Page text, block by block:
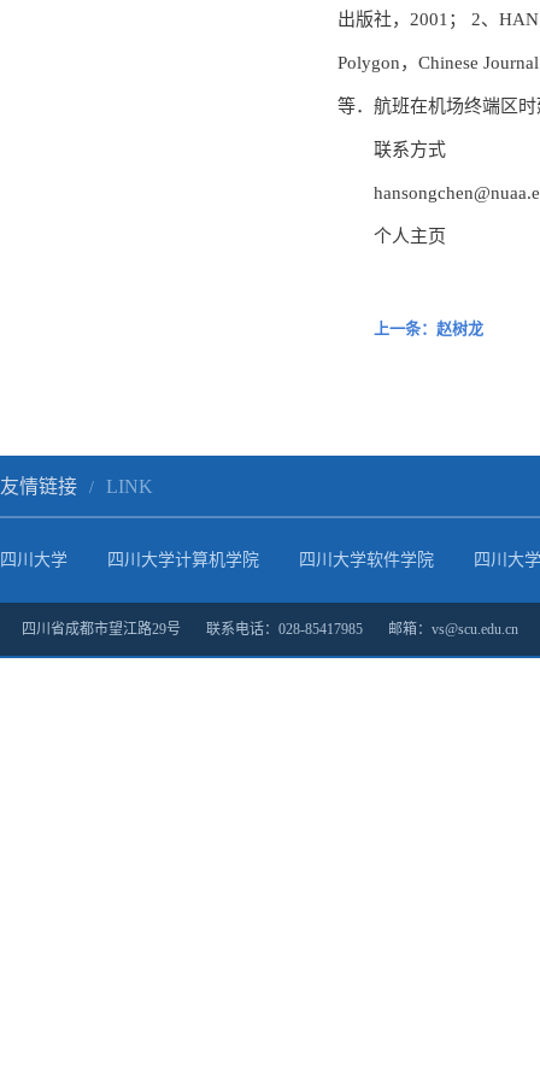
出版社，2001； 2、
Polygon，Chinese
等．航班在机场终端区
联系方式
个人主页
上一条：赵树龙
友情链接 / LINK
四川大学 四川大学计算机学院 四川大学软件学院 四川大
四川省成都市望江路29号 联系电话：028-85417985 邮箱：vs@scu.edu.cn